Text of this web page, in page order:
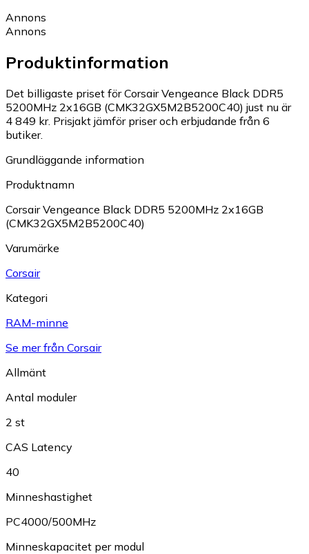
Annons
Annons
Produktinformation
Det billigaste priset för Corsair Vengeance Black DDR5
5200MHz 2x16GB (CMK32GX5M2B5200C40) just nu är
4 849 kr. Prisjakt jämför priser och erbjudande från 6
butiker.
Grundläggande information
Produktnamn
Corsair Vengeance Black DDR5 5200MHz 2x16GB
(CMK32GX5M2B5200C40)
Varumärke
Corsair
Kategori
RAM-minne
Se mer från Corsair
Allmänt
Antal moduler
2 st
CAS Latency
40
Minneshastighet
PC4000/500MHz
Minneskapacitet per modul